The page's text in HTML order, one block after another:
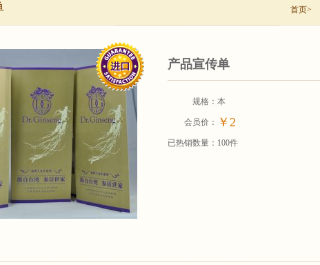
首页>
产品宣传单
规格： 本
会员价： ￥2
已热销数量： 100件